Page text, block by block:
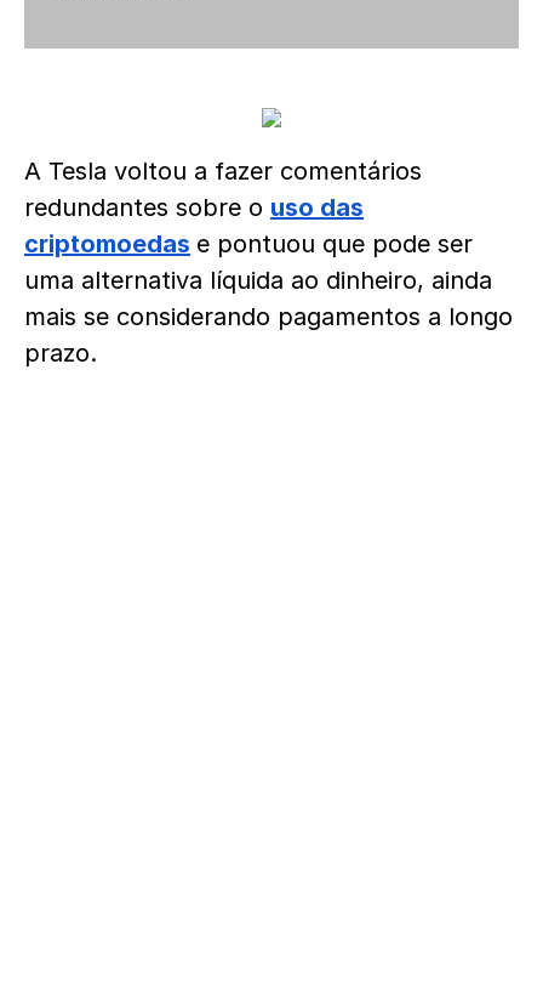
A Tesla voltou a fazer comentários
redundantes sobre o uso das
criptomoedas e pontuou que pode ser
uma alternativa líquida ao dinheiro, ainda
mais se considerando pagamentos a longo
prazo.